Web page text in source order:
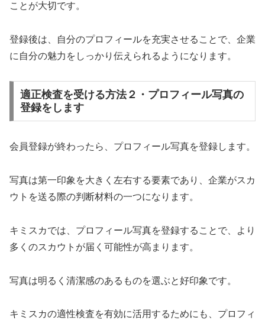
ことが大切です。
登録後は、自分のプロフィールを充実させることで、企業
に自分の魅力をしっかり伝えられるようになります。
適正検査を受ける方法２・プロフィール写真の
登録をします
会員登録が終わったら、プロフィール写真を登録します。
写真は第一印象を大きく左右する要素であり、企業がスカ
ウトを送る際の判断材料の一つになります。
キミスカでは、プロフィール写真を登録することで、より
多くのスカウトが届く可能性が高まります。
写真は明るく清潔感のあるものを選ぶと好印象です。
キミスカの適性検査を有効に活用するためにも、プロフィ